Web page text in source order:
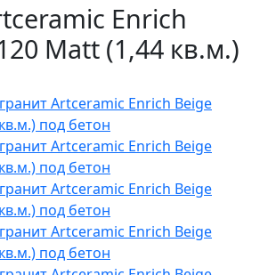
Enrich
Matt (1,44 кв.м.)